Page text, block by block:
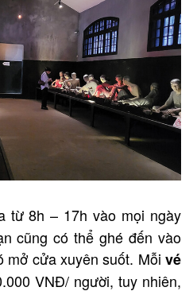
từ 8h – 17h vào mọi ngày
cũng có thể ghé đến vào
mở cửa xuyên suốt. Mỗi vé
VNĐ/ người, tuy nhiên,